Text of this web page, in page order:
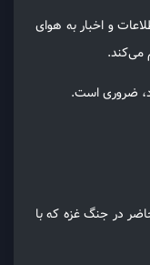
و اخبار به هوای
می‌کند.
ضروری است.
در جنگ غزه که با